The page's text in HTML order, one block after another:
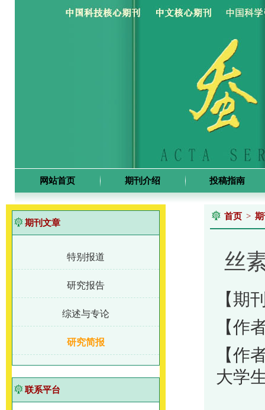
网站首页 期刊介绍 投稿指南
期刊文章
特别报道
研究报告
综述与专论
研究简报
联系平台
首页 >
丝
【期
【作
【作
大学